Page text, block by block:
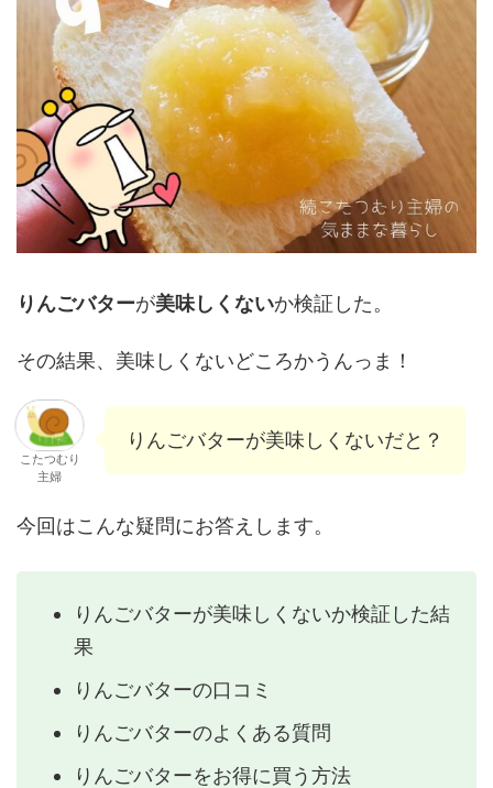
りんごバターが美味しくないか検証した。
その結果、美味しくないどころかうんっま！
こたつむり
主婦
りんごバターが美味しくないだと？
今回はこんな疑問にお答えします。
りんごバターが美味しくないか検証した結
果
りんごバターの口コミ
りんごバターのよくある質問
りんごバターをお得に買う方法